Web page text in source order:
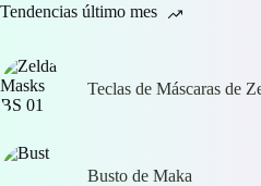
Tendencias último mes
Teclas de Máscaras de
Busto de Maka